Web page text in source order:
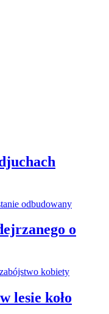
o
lesie koło